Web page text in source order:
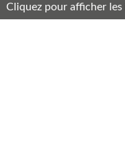
Cliquez pour afficher